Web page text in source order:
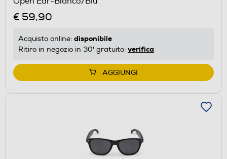
€ 59,90
Acquisto online: disponibile
Ritiro in negozio in 30' gratuito: verifica
AGGIUNGI